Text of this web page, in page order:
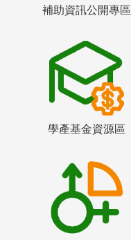
補助資訊公開專區
學產基金資源區